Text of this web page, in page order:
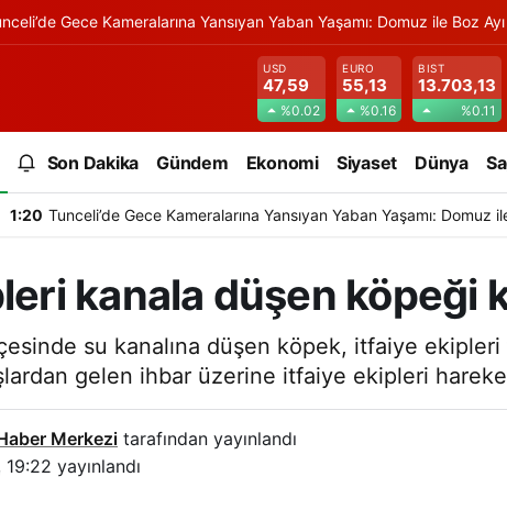
Gece Kameralarına Yansıyan Yaban Yaşamı: Domuz ile Boz
USD
47,59
%0.02
EURO
55,13
%0.16
BIST
13.703,13
%0.11
Son Dakika Gündem Ekonomi Siyaset Dünya
1:20 Tunceli’de Gece Kameralarına Yansıyan Yaban Yaşamı: Domuz
kanala düşen köpeği
ilçesinde su kanalına düşen köpek, itfaiye
gelen ihbar üzerine itfaiye ekipleri
Merkezi tarafından yayınlandı
19:22 yayınlandı